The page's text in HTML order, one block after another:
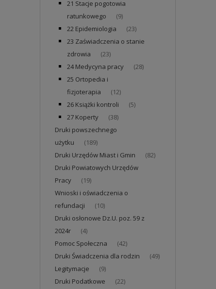
21 Stacje pogotowia
ratunkowego
(9)
22 Epidemiologia (23)
23 Zaświadczenia o stanie
zdrowia
(23)
24 Medycyna pracy (28)
25 Ortopedia i
fizjoterapia
(12)
26 Książki kontroli (5)
27 Koperty (38)
Druki powszechnego
użytku
(189)
Druki Urzędów Miast i Gmin (82)
Druki Powiatowych Urzędów
Pracy
(19)
Wnioski i oświadczenia o
refundacji
(10)
Druki osłonowe Dz.U. poz. 59 z
2024r
(4)
Pomoc Społeczna (42)
Druki Świadczenia dla rodzin (49)
Legitymacje (9)
Druki Podatkowe (22)